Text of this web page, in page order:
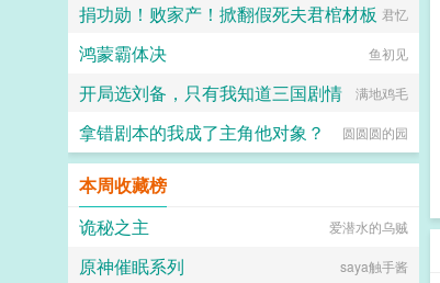
捐功勋！败家产！掀翻假死夫君棺材板 君忆
鸿蒙霸体决 鱼初见
开局选刘备，只有我知道三国剧情 满地鸡毛
拿错剧本的我成了主角他对象？ 圆圆圆的园
本周收藏榜
诡秘之主
爱潜水的乌贼
原神催眠系列 saya触手酱